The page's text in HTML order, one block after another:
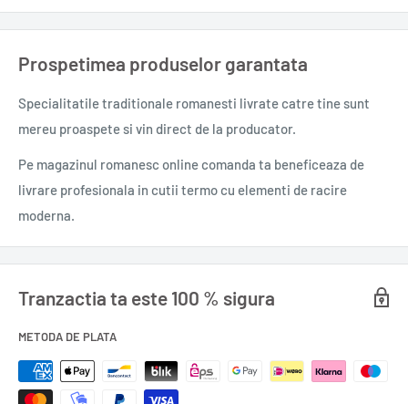
Prospetimea produselor garantata
Specialitatile traditionale romanesti livrate catre tine sunt
mereu proaspete si vin direct de la producator.
Pe magazinul romanesc online comanda ta beneficeaza de
livrare profesionala in cutii termo cu elementi de racire
moderna.
Tranzactia ta este 100 % sigura
METODA DE PLATA